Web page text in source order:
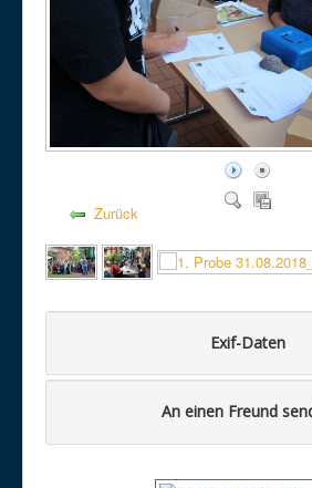
Zurück
Exif-Daten
An einen Freund